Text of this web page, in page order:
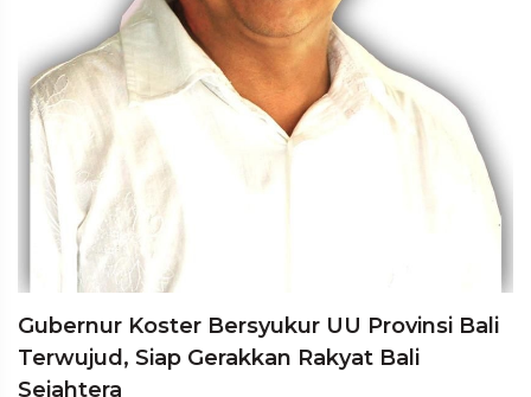
Gubernur Koster Bersyukur UU Provinsi Bali
Terwujud, Siap Gerakkan Rakyat Bali
Sejahtera